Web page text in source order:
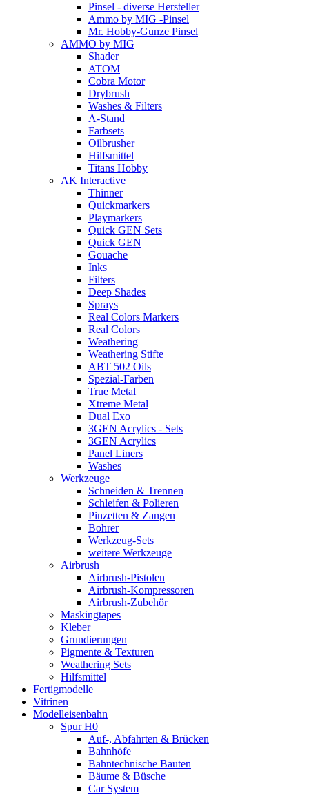
Pinsel - diverse Hersteller
Ammo by MIG -Pinsel
Mr. Hobby-Gunze Pinsel
AMMO by MIG
Shader
ATOM
Cobra Motor
Drybrush
Washes & Filters
A-Stand
Farbsets
Oilbrusher
Hilfsmittel
Titans Hobby
AK Interactive
Thinner
Quickmarkers
Playmarkers
Quick GEN Sets
Quick GEN
Gouache
Inks
Filters
Deep Shades
Sprays
Real Colors Markers
Real Colors
Weathering
Weathering Stifte
ABT 502 Oils
Spezial-Farben
True Metal
Xtreme Metal
Dual Exo
3GEN Acrylics - Sets
3GEN Acrylics
Panel Liners
Washes
Werkzeuge
Schneiden & Trennen
Schleifen & Polieren
Pinzetten & Zangen
Bohrer
Werkzeug-Sets
weitere Werkzeuge
Airbrush
Airbrush-Pistolen
Airbrush-Kompressoren
Airbrush-Zubehör
Maskingtapes
Kleber
Grundierungen
Pigmente & Texturen
Weathering Sets
Hilfsmittel
Fertigmodelle
Vitrinen
Modelleisenbahn
Spur H0
Auf-, Abfahrten & Brücken
Bahnhöfe
Bahntechnische Bauten
Bäume & Büsche
Car System